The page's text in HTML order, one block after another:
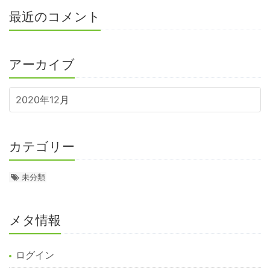
最近のコメント
アーカイブ
2020年12月
カテゴリー
未分類
メタ情報
ログイン